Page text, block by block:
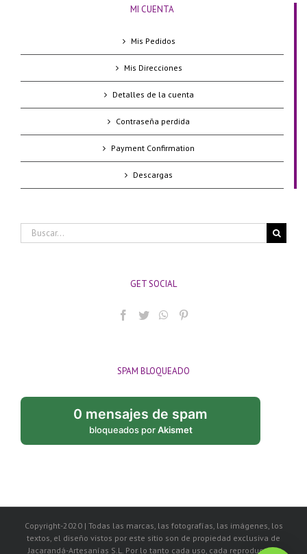
MI CUENTA
Mis Pedidos
Mis Direcciones
Detalles de la cuenta
Contraseña perdida
Payment Confirmation
Descargas
Buscar:
GET SOCIAL
SPAM BLOQUEADO
0 mensajes de spam
bloqueados porAkismet
Copyright-2020 | Todas las marcas, las fotografías, las imágenes, los
textos, el diseño vistos por este sitio son de propiedad exclusiva de
Jacarandá-Artesanías S.L. Por lo tanto cada uso, cada reproducción